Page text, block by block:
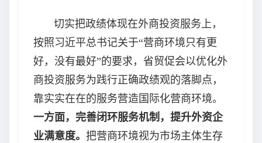
切实把政绩体现在外商投资服务上，
按照习近平总书记关于“营商环境只有更
好，没有最好”的要求，省贸促会以优化外
商投资服务为践行正确政绩观的落脚点，
靠实实在在的服务营造国际化营商环境。
一方面，完善闭环服务机制，提升外资企
业满意度。 把营商环境视为市场主体生存